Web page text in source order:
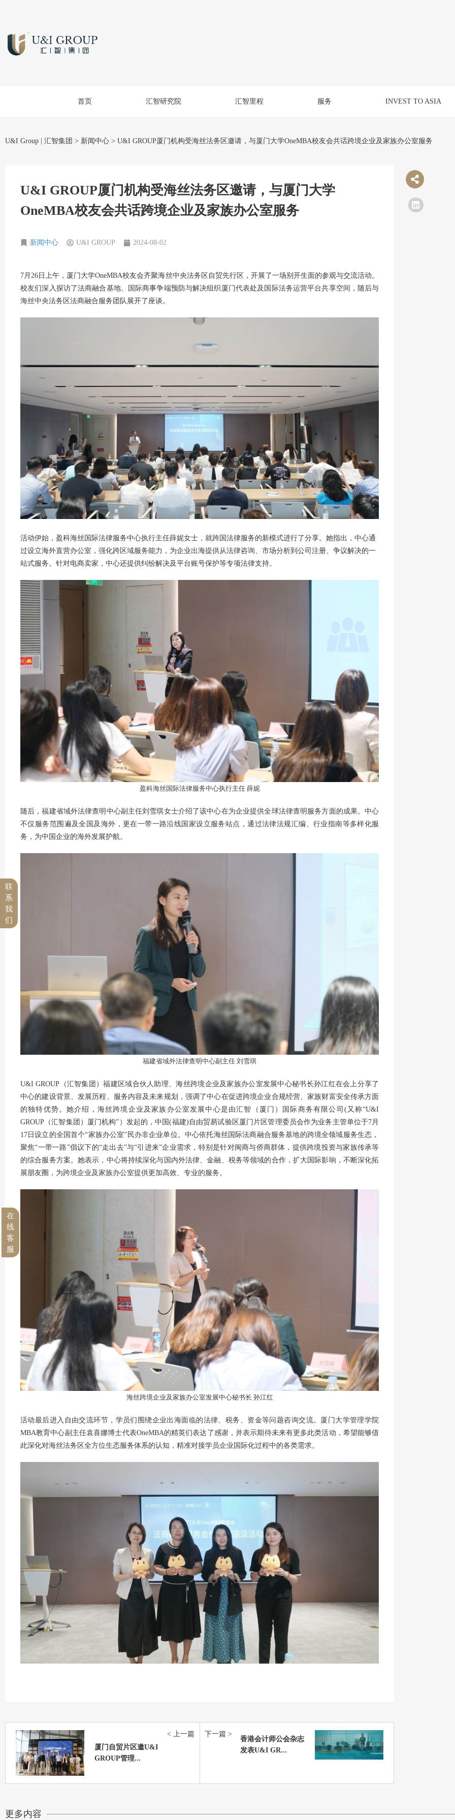
首页 汇智研究院 汇智里程 服务 INVEST TO ASIA
U&I Group | 汇智集团 > 新闻中心 > U&I GROUP厦门机构受海丝法务区邀请，与厦门大学OneMBA校友会共话跨境企业及家族办公室服务
U&I GROUP厦门机构受海丝法务区邀请，与厦门大学
OneMBA校友会共话跨境企业及家族办公室服务
新闻中心 U&I GROUP 2024-08-02
7月26日上午，厦门大学OneMBA校友会齐聚海丝中央法务区自贸先行区，开展了一场别开生面的参观与交流活动。
校友们深入探访了法商融合基地、国际商事争端预防与解决组织厦门代表处及国际法务运营平台共享空间，随后与
海丝中央法务区法商融合服务团队展开了座谈。
活动伊始，盈科海丝国际法律服务中心执行主任薛妮女士，就跨国法律服务的新模式进行了分享。她指出，中心通
过设立海外直营办公室，强化跨区域服务能力，为企业出海提供从法律咨询、市场分析到公司注册、争议解决的一
站式服务。针对电商卖家，中心还提供纠纷解决及平台账号保护等专项法律支持。
盈科海丝国际法律服务中心执行主任 薛妮
随后，福建省域外法律查明中心副主任刘雪琪女士介绍了该中心在为企业提供全球法律查明服务方面的成果。中心
不仅服务范围遍及全国及海外，更在一带一路沿线国家设立服务站点，通过法律法规汇编、行业指南等多样化服
务，为中国企业的海外发展护航。
福建省域外法律查明中心副主任 刘雪琪
U&I GROUP（汇智集团）福建区域合伙人助理、海丝跨境企业及家族办公室发展中心秘书长孙江红在会上分享了
中心的建设背景、发展历程、服务内容及未来规划，强调了中心在促进跨境企业合规经营、家族财富安全传承方面
的独特优势。她介绍，海丝跨境企业及家族办公室发展中心是由汇智（厦门）国际商务有限公司(又称“U&I
GROUP（汇智集团）厦门机构”）发起的，中国(福建)自由贸易试验区厦门片区管理委员会作为业务主管单位于7月
17日设立的全国首个“家族办公室”民办非企业单位。中心依托海丝国际法商融合服务基地的跨境全领域服务生态，
聚焦“一带一路”倡议下的“走出去”与“引进来”企业需求，特别是针对闽商与侨商群体，提供跨境投资与家族传承等
的综合服务方案。她表示，中心将持续深化与国内外法律、金融、税务等领域的合作，扩大国际影响，不断深化拓
展朋友圈，为跨境企业及家族办公室提供更加高效、专业的服务。
海丝跨境企业及家族办公室发展中心秘书长 孙江红
活动最后进入自由交流环节，学员们围绕企业出海面临的法律、税务、资金等问题咨询交流。厦门大学管理学院
MBA教育中心副主任袁喜娜博士代表OneMBA的精英们表达了感谢，并表示期待未来有更多此类活动，希望能够借
此深化对海丝法务区全方位生态服务体系的认知，精准对接学员企业国际化过程中的各类需求。
厦门自贸片区邀U&I
GROUP管理...
< 上一篇
香港会计师公会杂志
发表U&I GR...
下一篇 >
更多内容
联
系
我
们
在
线
客
服